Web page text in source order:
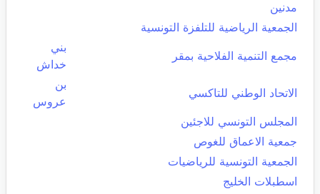
مدنين
الجمعية الرياضية للتلفزة التونسية
مجمع التنمية الفلاحية بمقر
بني
خداش
الاتحاد الوطني للتاكسي
بن
عروس
المجلس التونسي للاجئين
جمعية الاعماق للغوص
الجمعية التونسية للرياضيات
اسطبلات الخليج